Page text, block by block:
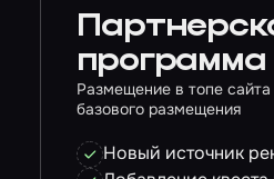
программа
Размещение в топе
базового размещения
Новый источник